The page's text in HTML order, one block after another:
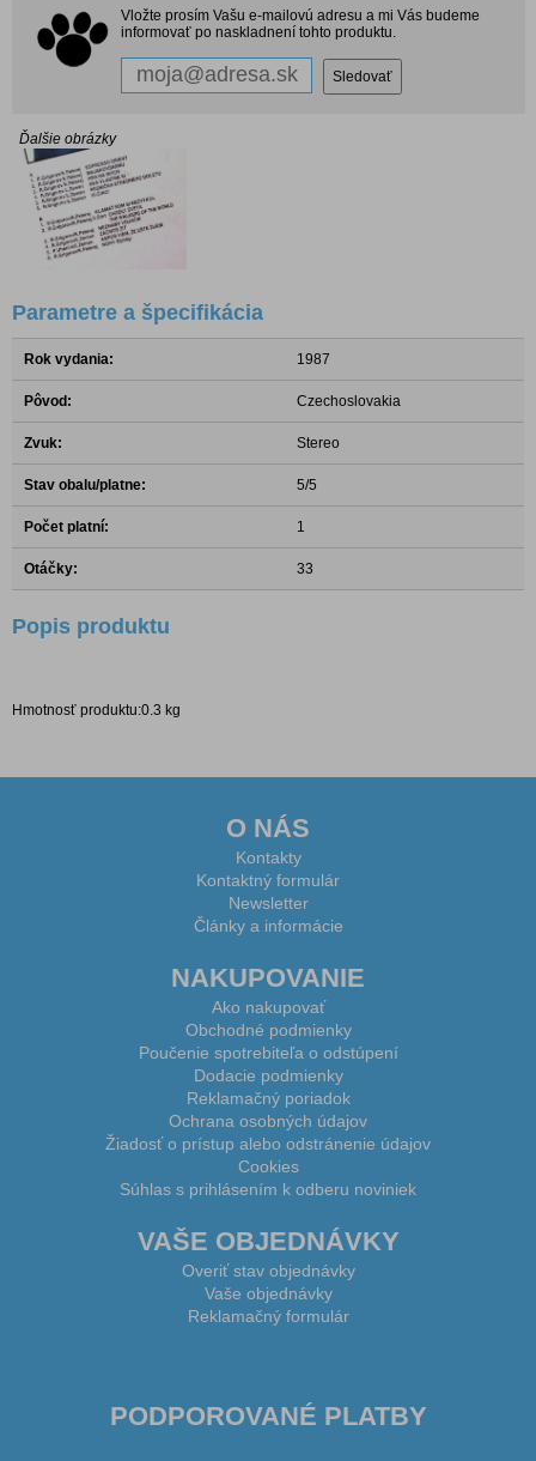
Vložte prosím Vašu e-mailovú adresu a mi Vás budeme
informovať po naskladnení tohto produktu.
Ďalšie obrázky
Parametre a špecifikácia
Rok vydania: 1987
Pôvod: Czechoslovakia
Zvuk: Stereo
Stav obalu/platne: 5/5
Počet platní: 1
Otáčky: 33
Popis produktu
Hmotnosť produktu:0.3 kg
O NÁS
Kontakty
Kontaktný formulár
Newsletter
Články a informácie
NAKUPOVANIE
Ako nakupovať
Obchodné podmienky
Poučenie spotrebiteľa o odstúpení
Dodacie podmienky
Reklamačný poriadok
Ochrana osobných údajov
Žiadosť o prístup alebo odstránenie údajov
Cookies
Súhlas s prihlásením k odberu noviniek
VAŠE OBJEDNÁVKY
Overiť stav objednávky
Vaše objednávky
Reklamačný formulár
PODPOROVANÉ PLATBY